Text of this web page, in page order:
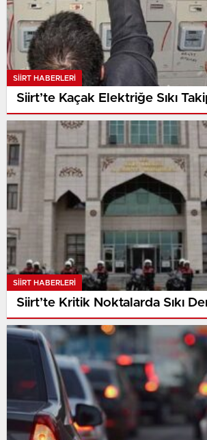
SIIRT HABERLERI
Siirt’te Kaçak Elektriğe Sıkı
SIIRT HABERLERI
Siirt’te Kritik Noktalarda Sıkı